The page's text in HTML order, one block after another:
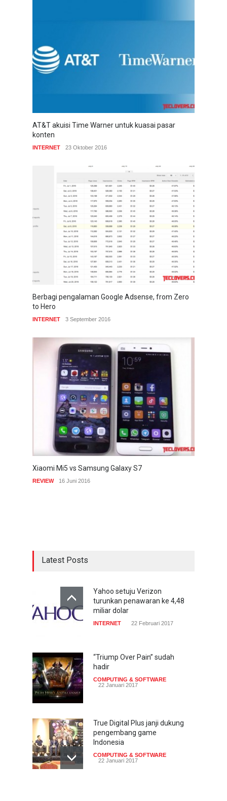
AT&T akuisi Time Warner untuk kuasai pasar
konten
INTERNET 23 Oktober 2016
Berbagi pengalaman Google Adsense, from Zero
to Hero
INTERNET 3 September 2016
Xiaomi Mi5 vs Samsung Galaxy S7
REVIEW 16 Juni 2016
Latest Posts
Yahoo setuju Verizon
turunkan penawaran ke 4,48
miliar dolar
INTERNET 22 Februari 2017
“Triump Over Pain” sudah
hadir
COMPUTING & SOFTWARE
22 Januari 2017
True Digital Plus janji dukung
pengembang game
Indonesia
COMPUTING & SOFTWARE
22 Januari 2017